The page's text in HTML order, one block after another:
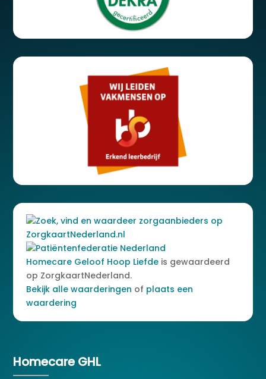
Homecare Geloof Hoop Liefde is gewaardeerd
op ZorgkaartNederland.
Bekijk alle waarderingen of plaats een
waardering
Homecare GHL